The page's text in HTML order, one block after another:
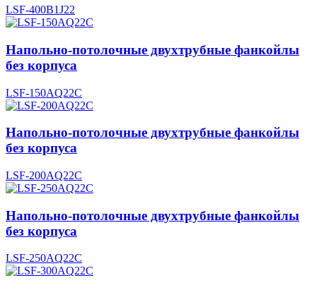
LSF-400B1J22
Напольно-потолочные двухтрубные фанкойлы
без корпуса
LSF-150AQ22C
Напольно-потолочные двухтрубные фанкойлы
без корпуса
LSF-200AQ22C
Напольно-потолочные двухтрубные фанкойлы
без корпуса
LSF-250AQ22C